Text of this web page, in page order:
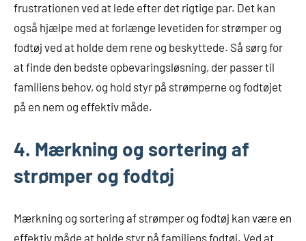
frustrationen ved at lede efter det rigtige par. Det kan
også hjælpe med at forlænge levetiden for strømper og
fodtøj ved at holde dem rene og beskyttede. Så sørg for
at finde den bedste opbevaringsløsning, der passer til
familiens behov, og hold styr på strømperne og fodtøjet
på en nem og effektiv måde.
4. Mærkning og sortering af
strømper og fodtøj
Mærkning og sortering af strømper og fodtøj kan være en
effektiv måde at holde styr på familiens fodtøj. Ved at